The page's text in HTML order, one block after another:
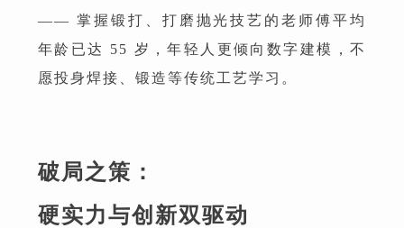
—— 掌握锻打、打磨抛光技艺的老师傅平均
年龄已达 55 岁，年轻人更倾向数字建模，不
愿投身焊接、锻造等传统工艺学习。
破局之策：
硬实力与创新双驱动